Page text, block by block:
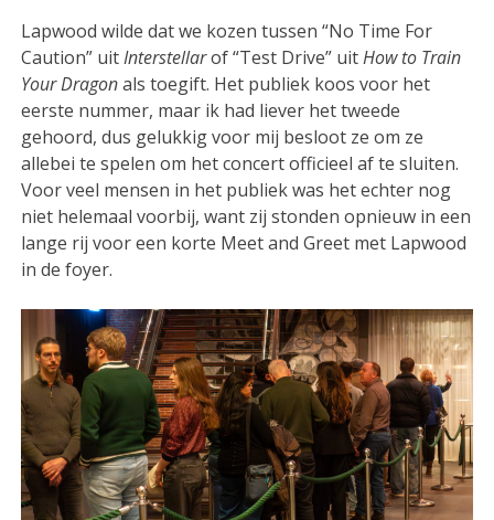
Lapwood wilde dat we kozen tussen “No Time For
Caution” uitInterstellarof “Test Drive” uitHow to Train
Your Dragonals toegift. Het publiek koos voor het
eerste nummer, maar ik had liever het tweede
gehoord, dus gelukkig voor mij besloot ze om ze
allebei te spelen om het concert officieel af te sluiten.
Voor veel mensen in het publiek was het echter nog
niet helemaal voorbij, want zij stonden opnieuw in een
lange rij voor een korte Meet and Greet met Lapwood
in de foyer.